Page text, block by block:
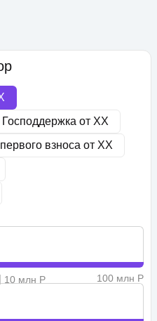
Господдержка от XX
взноса от XX
10 млн Р
100 млн Р